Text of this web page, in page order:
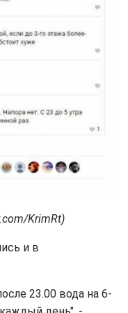
KrimRt)
и в
23.00 вода на 6-